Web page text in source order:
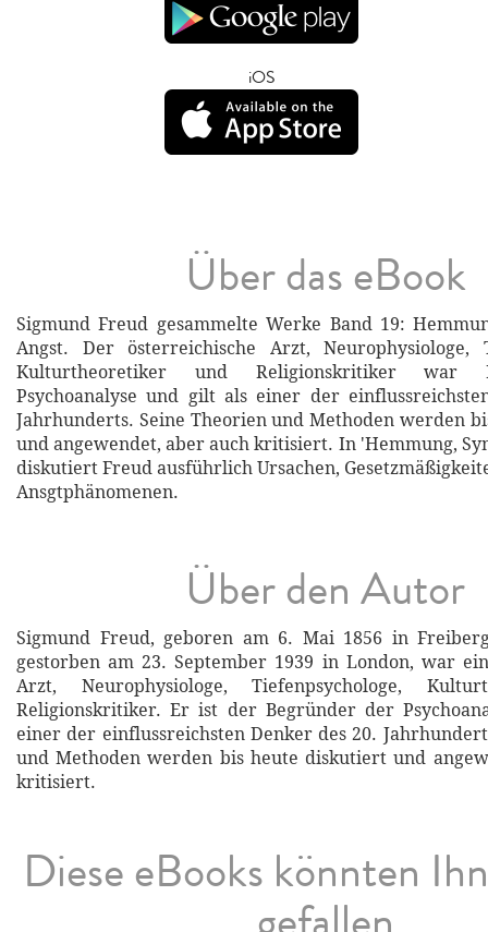
iOS
Über das eBook
Sigmund Freud gesammelte Werke Band 19:
Angst. Der österreichische Arzt, Neurophysiologe,
Kulturtheoretiker und Religionskritiker war
Psychoanalyse und gilt als einer der
Jahrhunderts. Seine Theorien und Methoden werden
und angewendet, aber auch kritisiert. In 'Hemmung,
diskutiert Freud ausführlich Ursachen,
Ansgtphänomenen.
Über den Autor
Sigmund Freud, geboren am 6. Mai 1856 in
gestorben am 23. September 1939 in London, war
Arzt, Neurophysiologe, Tiefenpsychologe,
Religionskritiker. Er ist der Begründer der
einer der einflussreichsten Denker des 20.
und Methoden werden bis heute diskutiert und
kritisiert.
Diese eBooks könnten